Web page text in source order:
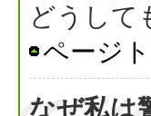
どうして
ページ
なぜ私は